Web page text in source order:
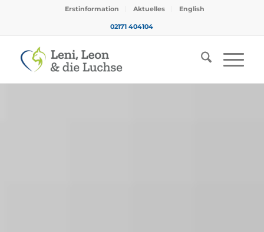
Erstinformation Aktuelles English
02171 404104